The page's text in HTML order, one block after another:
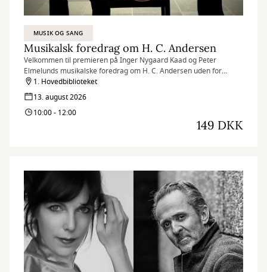
MUSIK OG SANG
Musikalsk foredrag om H. C. Andersen
Velkommen til premieren på Inger Nygaard Kaad og Peter
Elmelunds musikalske foredrag om H. C. Andersen uden for
Operaen i Randers Festuge. Arrangementet er med smørrebrød.
1. Hovedbiblioteket
13. august 2026
10:00 - 12:00
149 DKK